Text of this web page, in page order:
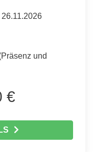
26.11.2026
und
€